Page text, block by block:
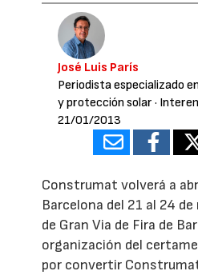
José Luis París
Periodista especializado
y protección solar ·
21/01/2013
Construmat volverá a
Barcelona del 21 al 24
de Gran Via de Fira de
organización del
por convertir